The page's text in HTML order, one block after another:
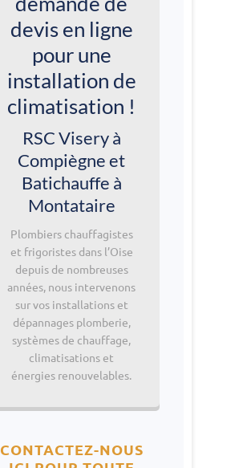
devis en ligne
pour une
installation de
climatisation !
RSC Visery à
Compiègne et
Batichauffe à
Montataire
Plombiers chauffagistes
et frigoristes dans l’Oise
depuis de nombreuses
années, nous intervenons
sur vos installations et
dépannages plomberie,
systèmes de chauffage,
climatisations et
énergies renouvelables.
CONTACTEZ-NOUS